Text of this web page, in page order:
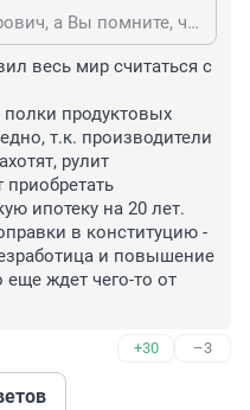
Уважаемый Алексей Петрович, а Вы помните, что происходило в 90-х? Уничтожали все военные объекты, снаряды, ракеты, чтобы Горбач а потом Ельцин отчитались за денежки, полученные от штатов. Тогда уничтожали ракеты в Горном/.и уничтожили все воинские части в Даурии, Безречной, Мирной и прочие. Какое счастье, что у нас сейчас 20 лет вменяемый Президент, который заставил весь мир считаться с Россией, при котором наполнились полки продуктовых магазинов, люди могут приобретать нормальное жильё, конечно, если они трудятся, а не ждут чего-то от властей.
весь мир считаться с
продуктовых
т.к. производители
рулит
ипотеку на 20 лет.
в конституцию -
и повышение
еще ждет чего-то от
+30 –3